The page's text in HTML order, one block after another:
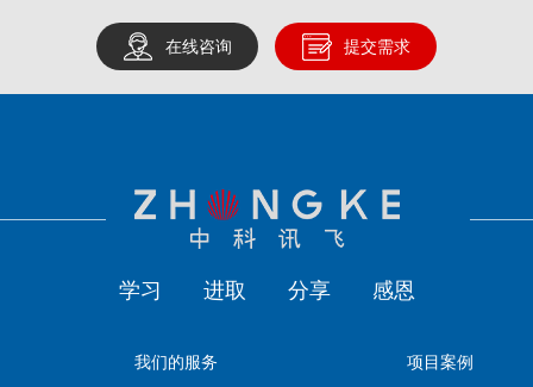
在线咨询 提交需求
学习 进取 分享 感恩
我们的服务 项目案例